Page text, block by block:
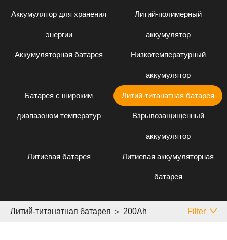
Аккумулятор для хранения
энергии
Литий-полимерный
аккумулятор
Аккумуляторная батарея Низкотемпературный
аккумулятор
Батарея с широким
диапазоном температур
Литий-титанатная батарея
Взрывозащищенный
аккумулятор
Литиевая батарея Литиевая аккумуляторная
батарея
Литий-титанатная батарея ＞ 200Аh Filter